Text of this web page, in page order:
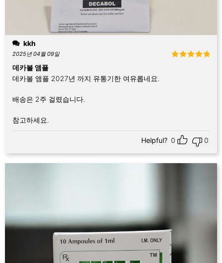
kkh
2025년 04월 09일
데카볼 앰플
데카볼 앰플 2027년 까지 유통기한 여유롭네요.
배송은 2주 걸렸습니다.
참고하세요.
Helpful? 0 0